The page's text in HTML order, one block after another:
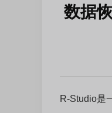
数据
R-Studio是